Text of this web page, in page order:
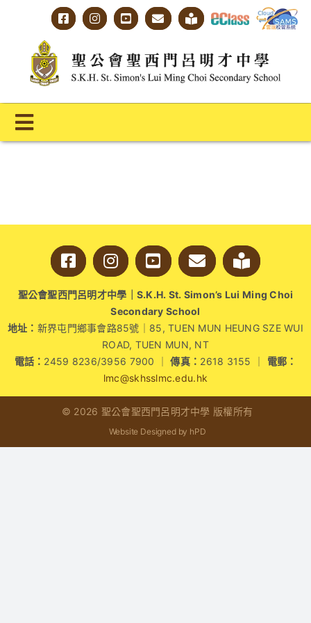
content
Toggle
明才人成長階梯
教師專業社群
學生成就與學校活動
我們的聯繫
入學資訊
下載區
聖公會聖西門呂明才中學｜S.K.H. St. Simon’s Lui Ming Choi
Secondary School
地址： 新界屯門鄉事會路85號｜85, TUEN MUN HEUNG SZE WUI
ROAD, TUEN MUN, NT
電話： 2459 8236/3956 7900 ｜傳真： 2618 3155 ｜ 電郵：
lmc@skhsslmc.edu.hk
© 2026 聖公會聖西門呂明才中學 版權所有
Website Designed by hPD